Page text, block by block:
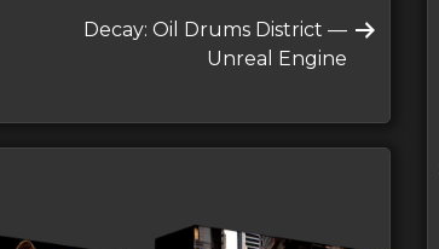
Следующая
Decay: Oil Drums District —
Unreal Engine